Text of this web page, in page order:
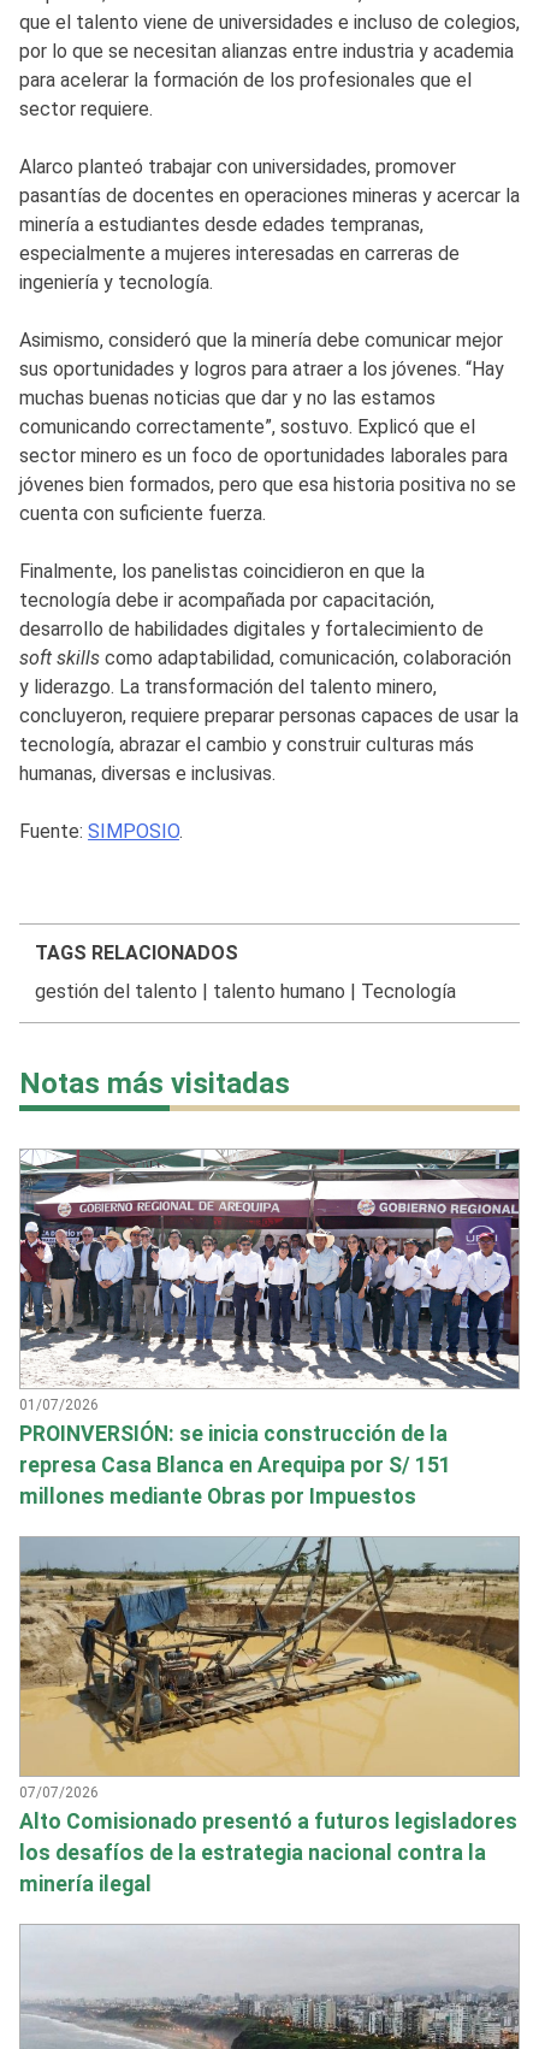
que el talento viene de universidades e incluso de colegios,
por lo que se necesitan alianzas entre industria y academia
para acelerar la formación de los profesionales que el
sector requiere.
Alarco planteó trabajar con universidades, promover
pasantías de docentes en operaciones mineras y acercar la
minería a estudiantes desde edades tempranas,
especialmente a mujeres interesadas en carreras de
ingeniería y tecnología.
Asimismo, consideró que la minería debe comunicar mejor
sus oportunidades y logros para atraer a los jóvenes. “Hay
muchas buenas noticias que dar y no las estamos
comunicando correctamente”, sostuvo. Explicó que el
sector minero es un foco de oportunidades laborales para
jóvenes bien formados, pero que esa historia positiva no se
cuenta con suficiente fuerza.
Finalmente, los panelistas coincidieron en que la
tecnología debe ir acompañada por capacitación,
desarrollo de habilidades digitales y fortalecimiento de
soft skills como adaptabilidad, comunicación, colaboración
y liderazgo. La transformación del talento minero,
concluyeron, requiere preparar personas capaces de usar la
tecnología, abrazar el cambio y construir culturas más
humanas, diversas e inclusivas.
Fuente: SIMPOSIO.
TAGS RELACIONADOS
gestión del talento
talento humano Tecnología
Notas más visitadas
01/07/2026
PROINVERSIÓN: se inicia construcción de la
represa Casa Blanca en Arequipa por S/ 151
millones mediante Obras por Impuestos
07/07/2026
Alto Comisionado presentó a futuros legisladores
los desafíos de la estrategia nacional contra la
minería ilegal